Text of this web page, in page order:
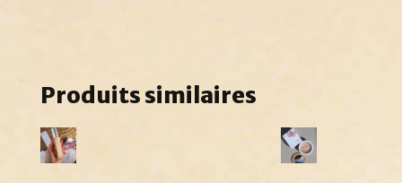
Produits similaires